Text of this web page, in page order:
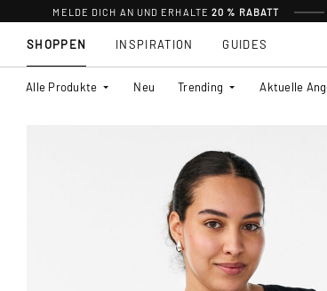
MELDE DICH AN UND ERHALTE20 % RABATT
SHOPPEN
Alle Produkte Neu Trending Aktuelle
INSPIRATION GUIDES